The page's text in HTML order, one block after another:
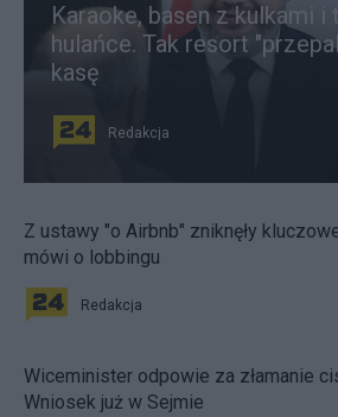
Karaoke, basen z kulkami i
hulańce. Tak resort
kasę
Redakcja
Z ustawy "o Airbnb" zniknęły
mówi o lobbingu
Redakcja
Wiceminister odpowie za złamanie
Wniosek już w Sejmie